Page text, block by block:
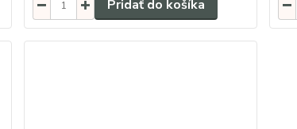
Pridať do košíka